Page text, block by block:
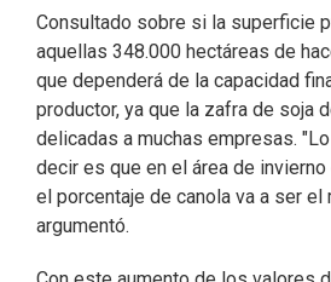
Consultado sobre si la superficie
aquellas 348.000 hectáreas de
que dependerá de la capacidad
productor, ya que la zafra de soja
delicadas a muchas empresas.
decir es que en el área de
el porcentaje de canola va a ser el
argumentó.